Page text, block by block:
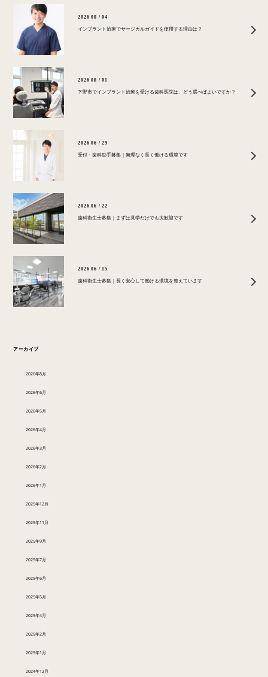
2026 08 / 04
インプラント治療でサージカルガイドを使用する理由は？
2026 08 / 01
下野市でインプラント治療を受ける歯科医院は、どう選べばよいですか？
2026 06 / 29
受付・歯科助手募集｜無理なく長く働ける環境です
2026 06 / 22
歯科衛生士募集｜まずは見学だけでも大歓迎です
2026 06 / 15
歯科衛生士募集｜長く安心して働ける環境を整えています
アーカイブ
2026年8月
2026年6月
2026年5月
2026年4月
2026年3月
2026年2月
2026年1月
2025年12月
2025年11月
2025年9月
2025年7月
2025年6月
2025年5月
2025年4月
2025年2月
2025年1月
2024年12月